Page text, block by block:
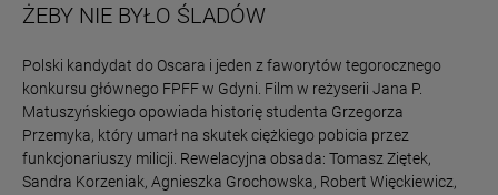
ŻEBY NIE BYŁO ŚLADÓW
Polski kandydat do Oscara i jeden z faworytów tegorocznego
konkursu głównego FPFF w Gdyni. Film w reżyserii Jana P.
Matuszyńskiego opowiada historię studenta Grzegorza
Przemyka, który umarł na skutek ciężkiego pobicia przez
funkcjonariuszy milicji. Rewelacyjna obsada: Tomasz Ziętek,
Sandra Korzeniak, Agnieszka Grochowska, Robert Więckiewicz,